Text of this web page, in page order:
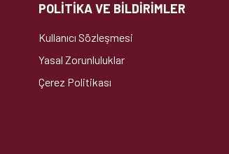
POLİTİKA VE BİLDİRİMLER
Kullanıcı Sözleşmesi
Yasal Zorunluluklar
Çerez Politikası